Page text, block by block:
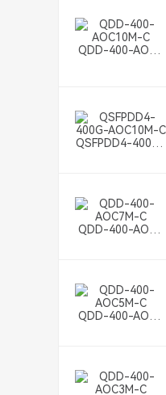
QDD-400-AOC1
QSFPDD4-400G-
QDD-400-AOC7
QDD-400-AOC5